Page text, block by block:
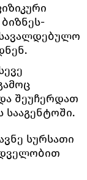
სავალდებულო
შეუჩერდათ
სააგენტოში.
სურსათი